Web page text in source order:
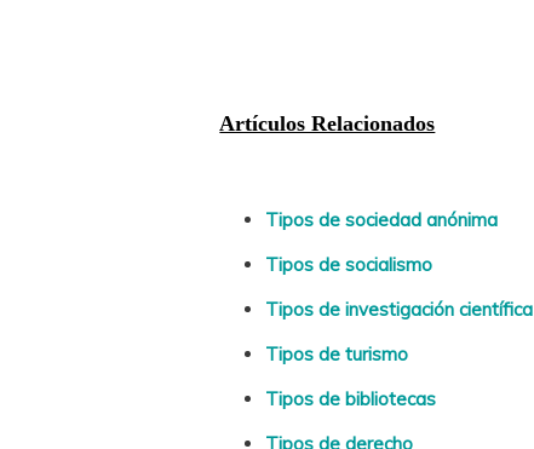
Artículos Relacionados
Tipos de sociedad anónima
Tipos de socialismo
Tipos de investigación científica
Tipos de turismo
Tipos de bibliotecas
Tipos de derecho